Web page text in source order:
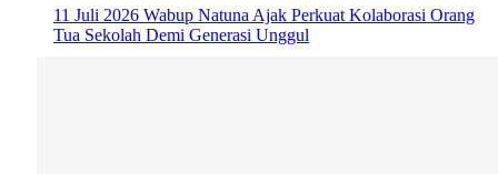
11 Juli 2026 Wabup Natuna Ajak Perkuat Kolaborasi Orang
Tua Sekolah Demi Generasi Unggul